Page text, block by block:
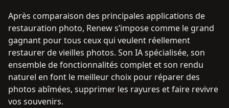
Après comparaison des principales applications de
restauration photo, Renew s’impose comme le grand
gagnant pour tous ceux qui veulent réellement
restaurer de vieilles photos. Son IA spécialisée, son
ensemble de fonctionnalités complet et son rendu
naturel en font le meilleur choix pour réparer des
photos abîmées, supprimer les rayures et faire revivre
vos souvenirs.